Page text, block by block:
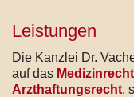
Leistungen
Die Kanzlei Dr.
auf das Medizinrecht
Arzthaftungsrecht,